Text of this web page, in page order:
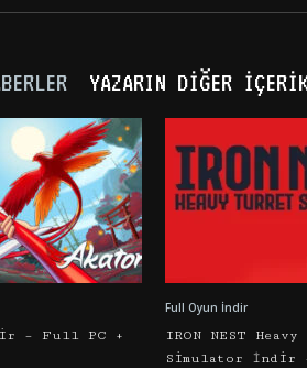
YAZARIN DIĞER
– Full PC +
Full Oyun İndir
IRON NEST
Simulator İndir